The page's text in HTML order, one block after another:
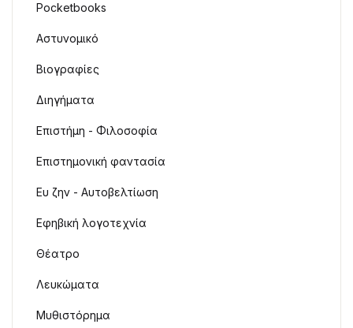
Pocketbooks
Αστυνομικό
Βιογραφίες
Διηγήματα
Επιστήμη - Φιλοσοφία
Επιστημονική φαντασία
Ευ ζην - Αυτοβελτίωση
Εφηβική λογοτεχνία
Θέατρο
Λευκώματα
Μυθιστόρημα